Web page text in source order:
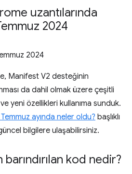
uzantılarında
2024
2024
Manifest V2 desteğinin
da dahil olmak üzere çeşitli
yeni özellikleri kullanıma sunduk.
ayında neler oldu? başlıklı
bilgilere ulaşabilirsiniz.
kod nedir?